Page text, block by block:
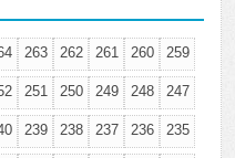
263 262 261 260 259
251 250 249 248 247
239 238 237 236 235